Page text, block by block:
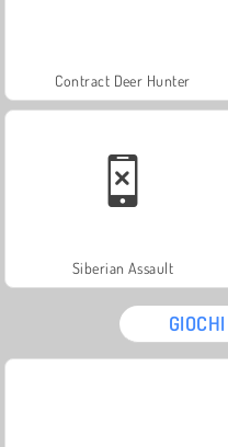
Contract Deer Hunter
Siberian Assault